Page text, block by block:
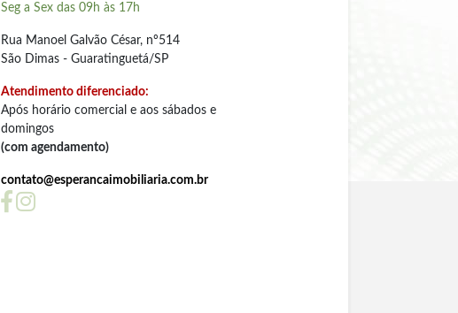
Seg a Sex das 09h às 17h
Rua Manoel Galvão César, nº514
São Dimas - Guaratinguetá/SP
Atendimento diferenciado:
Após horário comercial e aos sábados e
domingos
(com agendamento)
contato@esperancaimobiliaria.com.br